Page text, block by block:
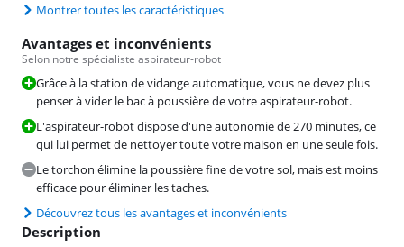
Montrer toutes les caractéristiques
Avantages et inconvénients
Selon notre spécialiste aspirateur-robot
Grâce à la station de vidange automatique, vous ne devez plus
penser à vider le bac à poussière de votre aspirateur-robot.
L'aspirateur-robot dispose d'une autonomie de 270 minutes, ce
qui lui permet de nettoyer toute votre maison en une seule fois.
Le torchon élimine la poussière fine de votre sol, mais est moins
efficace pour éliminer les taches.
Découvrez tous les avantages et inconvénients
Description